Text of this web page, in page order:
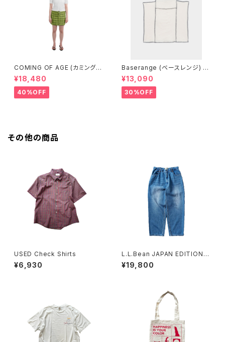
COMING OF AGE (カミングオ
ブエイジ) DRAWSTRING MIN
I SKIRT (GINGHAM LIME/BL
ACK）
¥18,480
40%OFF
Baserange (ベースレンジ) S
HOK SQUARE TOP (Off Wh
ite)
¥13,090
30%OFF
その他の商品
USED Check Shirts
¥6,930
L.L.Bean JAPAN EDITION
(エルエルビーン ジャパンエディ
ション) Men's Dexter Comf
¥19,800